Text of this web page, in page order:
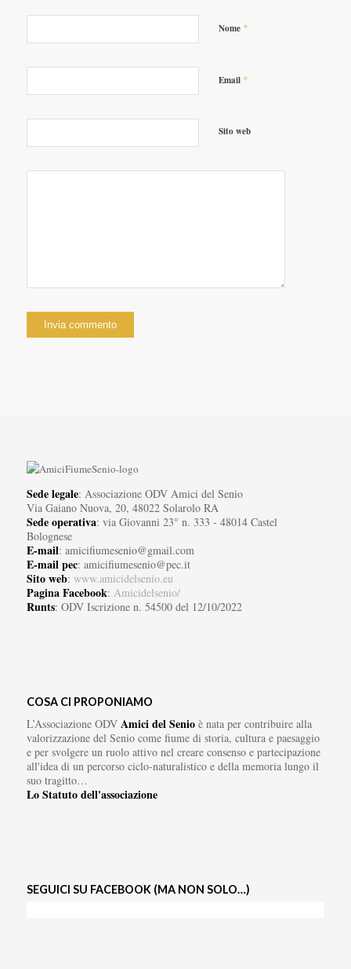
Nome *
Email *
Sito web
Sede legale: Associazione ODV Amici del Senio
Via Gaiano Nuova, 20, 48022 Solarolo RA
Sede operativa: via Giovanni 23° n. 333 - 48014 Castel
Bolognese
E-mail: amicifiumesenio@gmail.com
E-mail pec: amicifiumesenio@pec.it
Sito web: www.amicidelsenio.eu
Pagina Facebook: Amicidelsenio/
Runts: ODV Iscrizione n. 54500 del 12/10/2022
COSA CI PROPONIAMO
L’Associazione ODV Amici del Senioè nata per contribuire alla
valorizzazione del Senio come fiume di storia, cultura e paesaggio
e per svolgere un ruolo attivo nel creare consenso e partecipazione
all'idea di un percorso ciclo-naturalistico e della memoria lungo il
suo tragitto…
Lo Statuto dell'associazione
SEGUICI SU FACEBOOK (MA NON SOLO…)